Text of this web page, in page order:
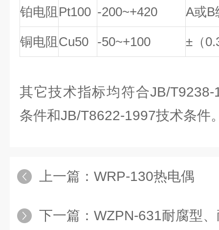
铂电阻 Pt100 -200~+420 A或B
铜电阻 Cu50 -50~+100 ±（
其它技术指标均符合JB/
条件和JB/T8622-1997技术条件
上一篇： WRP-130热电偶
下一篇： WZPN-631耐腐型